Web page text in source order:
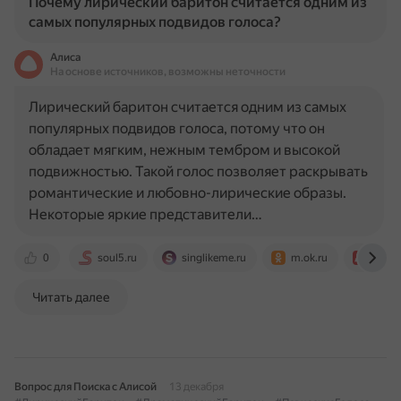
самых популярных подвидов голоса?
Алиса
На основе источников, возможны неточности
0 soul5.ru singlikeme.ru m.ok.ru aif.ru
Лирический баритон считается одним из самых
популярных подвидов голоса, потому что он
обладает мягким, нежным тембром и высокой
подвижностью. Такой голос позволяет раскрывать
романтические и любовно-лирические образы.
Некоторые яркие представители…
Читать далее
Вопрос для Поиска с Алисой
13 декабря